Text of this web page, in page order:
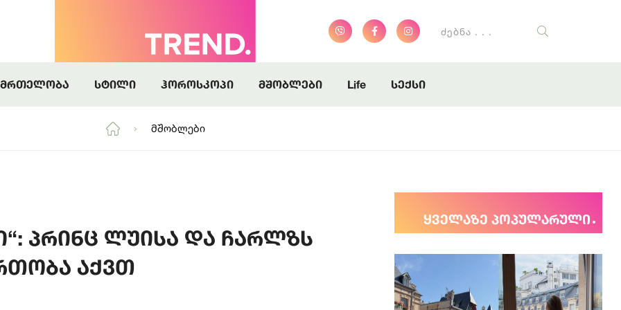
სიყვარულს იპოვის
მოუთმენლად ველოდებით
სიყვარულს იპოვის
სტილი ჰოროსკოპი მშობლები Life სექსი
Მშობლები
პრინც ლუისა და ჩარლზს
აქვთ
ყველაზე პოპულარული